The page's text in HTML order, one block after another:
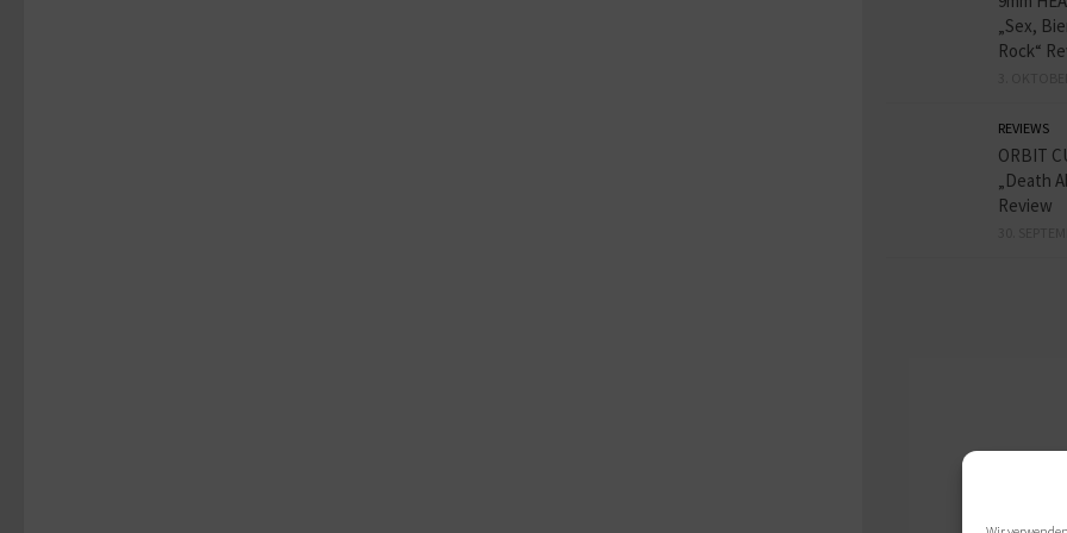
„Sex,
Rock“
REVIEWS
ORBIT
„Death
Review